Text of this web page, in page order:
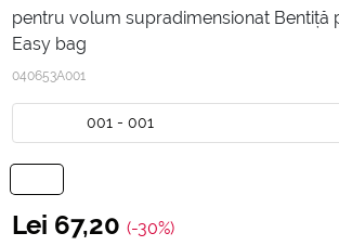
pentru volum supradimensionat Bentiță
Easy bag
040653A001
001 - 001
Lei 67,20 (-30%)